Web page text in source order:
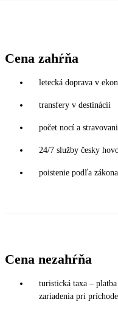
Cena zahŕňa
letecká doprava v
transfery v destinácii
počet nocí a
24/7 služby česky
poistenie podľa
Cena nezahŕňa
turistická taxa –
zariadenia pri